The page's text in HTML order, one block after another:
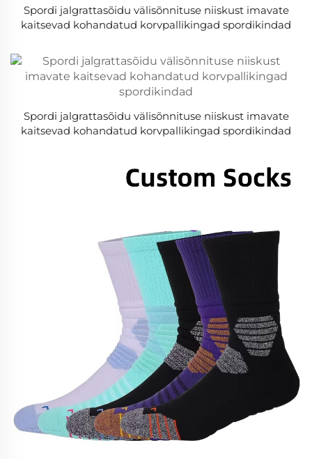
Spordi jalgrattasõidu välisõnnituse niiskust imavate
kaitsevad kohandatud korvpallikingad spordikindad
Spordi jalgrattasõidu välisõnnituse niiskust imavate
kaitsevad kohandatud korvpallikingad spordikindad